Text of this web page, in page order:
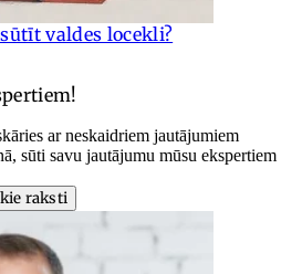
valdes locekli?
ar neskaidriem jautājumiem
sūti savu jautājumu mūsu ekspertiem
raksti